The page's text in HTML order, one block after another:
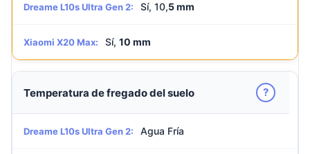
Dreame L10s Ultra Gen 2: Sí, 10,5 mm
Xiaomi X20 Max: Sí, 10 mm
Temperatura de fregado del suelo ?
Dreame L10s Ultra Gen 2: Agua Fría